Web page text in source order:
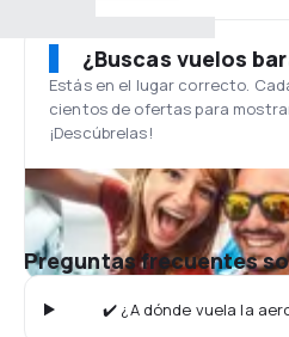
¿Buscas vuelos
Estás en el lugar correcto.
cientos de ofertas para
¡Descúbrelas!
Preguntas frecuentes
✔️ ¿A dónde vuela la